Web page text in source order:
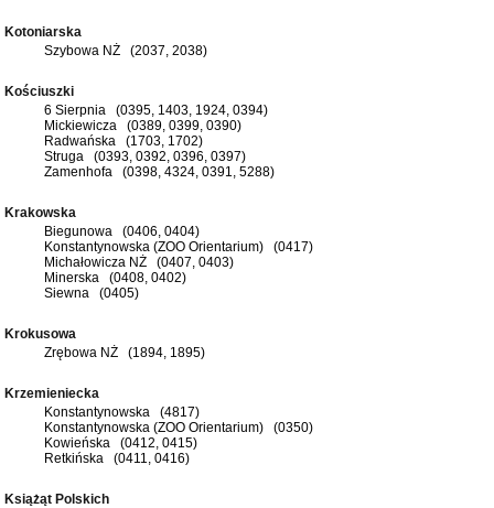
Kotoniarska
Szybowa NŻ (2037, 2038)
Kościuszki
6 Sierpnia (0395, 1403, 1924, 0394)
Mickiewicza (0389, 0399, 0390)
Radwańska (1703, 1702)
Struga (0393, 0392, 0396, 0397)
Zamenhofa (0398, 4324, 0391, 5288)
Krakowska
Biegunowa (0406, 0404)
Konstantynowska (ZOO Orientarium) (0417)
Michałowicza NŻ (0407, 0403)
Minerska (0408, 0402)
Siewna (0405)
Krokusowa
Zrębowa NŻ (1894, 1895)
Krzemieniecka
Konstantynowska (4817)
Konstantynowska (ZOO Orientarium) (0350)
Kowieńska (0412, 0415)
Retkińska (0411, 0416)
Książąt Polskich